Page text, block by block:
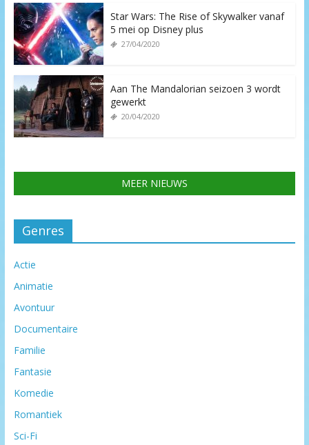
Star Wars: The Rise of Skywalker vanaf
5 mei op Disney plus
27/04/2020
Aan The Mandalorian seizoen 3 wordt
gewerkt
20/04/2020
MEER NIEUWS
Genres
Actie
Animatie
Avontuur
Documentaire
Familie
Fantasie
Komedie
Romantiek
Sci-Fi